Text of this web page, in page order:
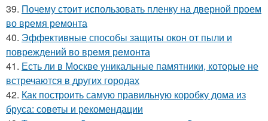
39. Почему стоит использовать пленку на дверной проем
во время ремонта
40. Эффективные способы защиты окон от пыли и
повреждений во время ремонта
41. Есть ли в Москве уникальные памятники, которые не
встречаются в других городах
42. Как построить самую правильную коробку дома из
бруса: советы и рекомендации